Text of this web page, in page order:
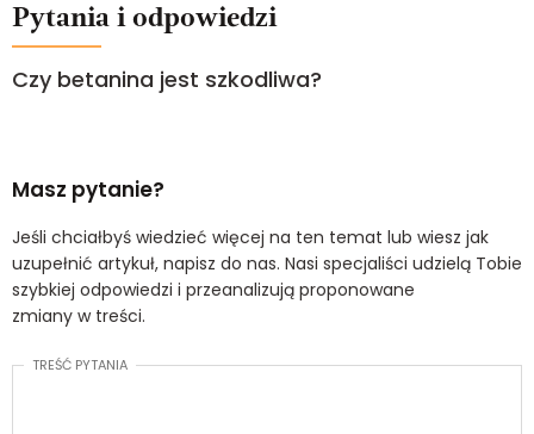
Pytania i odpowiedzi
Czy betanina jest szkodliwa?
Masz pytanie?
Jeśli chciałbyś wiedzieć więcej na ten temat lub wiesz jak
uzupełnić artykuł, napisz do nas. Nasi specjaliści udzielą Tobie
szybkiej odpowiedzi i przeanalizują proponowane
zmiany w treści.
TREŚĆ PYTANIA